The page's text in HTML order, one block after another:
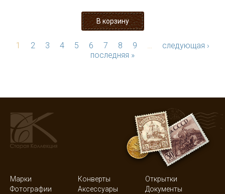
1 2 3 4 5 6 7 8 9 …
следующая ›
последняя »
Марки Конверты
Открытки
Фотографии
Аксессуары
Документы